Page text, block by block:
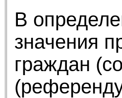
В
значения
граждан